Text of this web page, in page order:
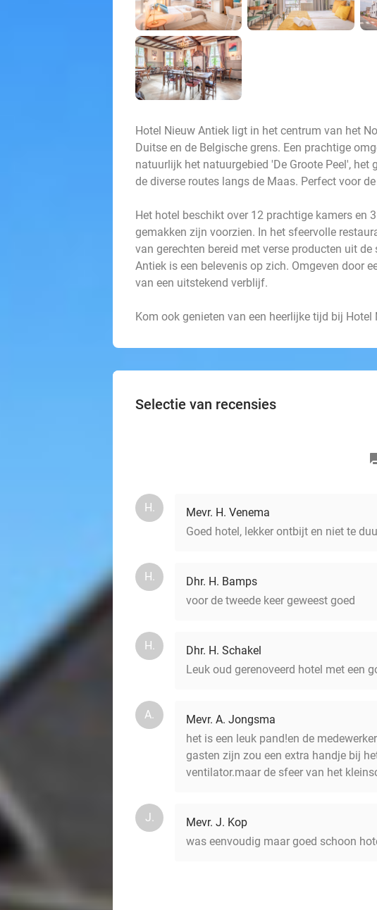
Hotel Nieuw Antiek ligt in het centrum van het
Duitse en de Belgische grens. Een prachtige
natuurlijk het natuurgebied 'De Groote Peel',
de diverse routes langs de Maas. Perfect voor
Het hotel beschikt over 12 prachtige kamers en
gemakken zijn voorzien. In het sfeervolle
van gerechten bereid met verse producten uit
Antiek is een belevenis op zich. Omgeven door
van een uitstekend verblijf.
Kom ook genieten van een heerlijke tijd bij Hotel
Selectie van recensies
H.
Mevr. H. Venema
Goed hotel, lekker ontbijt en niet te
H.
Dhr. H. Bamps
voor de tweede keer geweest goed
H.
Dhr. H. Schakel
Leuk oud gerenoveerd hotel met een
A.
Mevr. A. Jongsma
het is een leuk pand!en de
gasten zijn zou een extra handje bij
ventilator.maar de sfeer van het
J.
Mevr. J. Kop
was eenvoudig maar goed schoon